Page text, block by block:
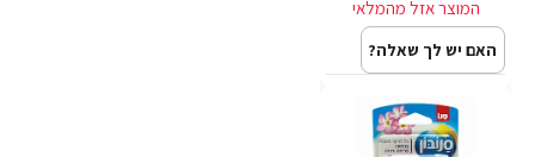
האם יש לך שאלה?